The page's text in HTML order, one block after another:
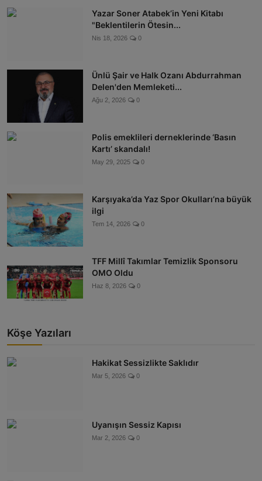
Yazar Soner Atabek’in Yeni Kitabı
"Beklentilerin Ötesin...
Nis 18, 2026 0
Ünlü Şair ve Halk Ozanı Abdurrahman
Delen'den Memleketi...
Ağu 2, 2026 0
Polis emeklileri derneklerinde ‘Basın
Kartı’ skandalı!
May 29, 2025 0
Karşıyaka’da Yaz Spor Okulları’na büyük
ilgi
Tem 14, 2026 0
TFF Millî Takımlar Temizlik Sponsoru
OMO Oldu
Haz 8, 2026 0
Köşe Yazıları
Hakikat Sessizlikte Saklıdır
Mar 5, 2026 0
Uyanışın Sessiz Kapısı
Mar 2, 2026 0